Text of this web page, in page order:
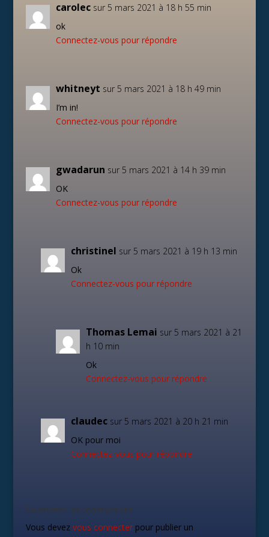
carolec sur 5 mars 2021 à 18 h 55 min
ok
Connectez-vous pour répondre
whitneyt sur 5 mars 2021 à 18 h 49 min
I’m in!
Connectez-vous pour répondre
gwadarun sur 5 mars 2021 à 14 h 39 min
OK
Connectez-vous pour répondre
christinel sur 5 mars 2021 à 19 h 13 min
Ok
Connectez-vous pour répondre
Thomas Lemai sur 5 mars 2021 à 21
h 10 min
Ok
Connectez-vous pour répondre
claudec sur 5 mars 2021 à 20 h 21 min
OK pour moi
Connectez-vous pour répondre
Soumettre un commentaire
Vous devez vous connecterpour publier un